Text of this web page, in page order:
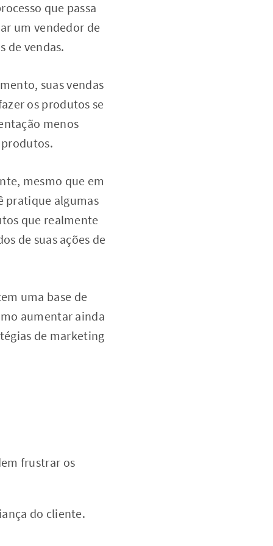
que passa
um vendedor de
de vendas.
suas vendas
os produtos se
menos
mesmo que em
pratique algumas
que realmente
de suas ações de
uma base de
aumentar ainda
de marketing
frustrar os
do cliente.